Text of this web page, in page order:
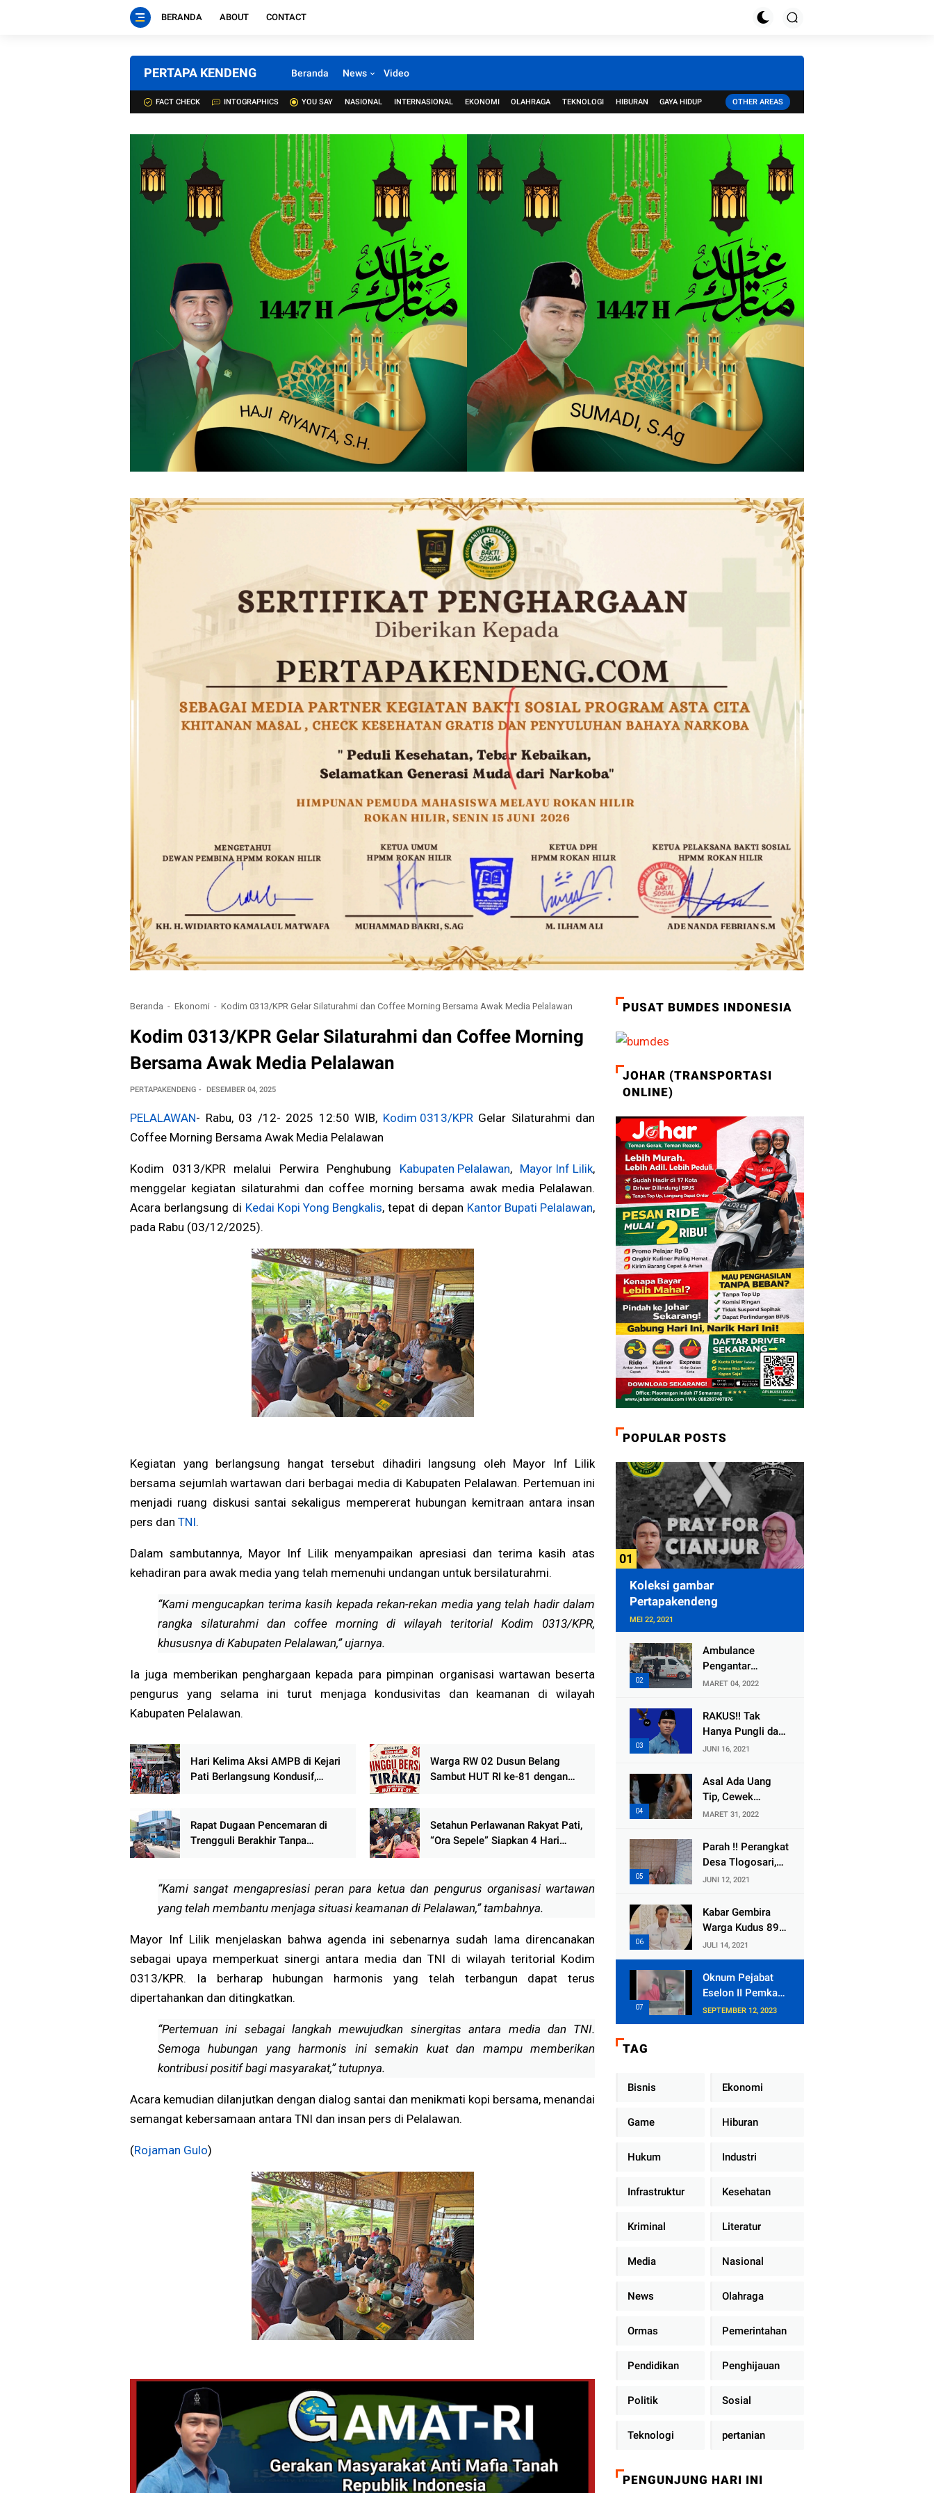
BERANDA ABOUT CONTACT
PERTAPA KENDENG Beranda News Video
FACT CHECK INTOGRAPHICS YOU SAY NASIONAL INTERNASIONAL EKONOMI OLAHRAGA TEKNOLOGI HIBURAN GAYA HIDUP OTHER AREAS
Beranda Ekonomi Kodim 0313/KPR Gelar Silaturahmi dan Coffee Morning Bersama Awak Media Pelalawan
Kodim 0313/KPR Gelar Silaturahmi dan Coffee Morning
Bersama Awak Media Pelalawan
PERTAPAKENDENG DESEMBER 04, 2025
PELALAWAN- Rabu, 03 /12- 2025 12:50 WIB, Kodim 0313/KPRGelar Silaturahmi dan
Coffee Morning Bersama Awak Media Pelalawan
Kodim 0313/KPR melalui Perwira Penghubung Kabupaten Pelalawan, Mayor Inf Lilik,
menggelar kegiatan silaturahmi dan coffee morning bersama awak media Pelalawan.
Acara berlangsung di Kedai Kopi Yong Bengkalis, tepat di depan Kantor Bupati Pelalawan,
pada Rabu (03/12/2025).
Kegiatan yang berlangsung hangat tersebut dihadiri langsung oleh Mayor Inf Lilik
bersama sejumlah wartawan dari berbagai media di Kabupaten Pelalawan. Pertemuan ini
menjadi ruang diskusi santai sekaligus mempererat hubungan kemitraan antara insan
pers dan TNI.
Dalam sambutannya, Mayor Inf Lilik menyampaikan apresiasi dan terima kasih atas
kehadiran para awak media yang telah memenuhi undangan untuk bersilaturahmi.
“Kami mengucapkan terima kasih kepada rekan-rekan media yang telah hadir dalam
rangka silaturahmi dan coffee morning di wilayah teritorial Kodim 0313/KPR,
khususnya di Kabupaten Pelalawan,” ujarnya.
Ia juga memberikan penghargaan kepada para pimpinan organisasi wartawan beserta
pengurus yang selama ini turut menjaga kondusivitas dan keamanan di wilayah
Kabupaten Pelalawan.
Hari Kelima Aksi AMPB di Kejari
Pati Berlangsung Kondusif,
Warga RW 02 Dusun Belang
Sambut HUT RI ke-81 dengan
Rapat Dugaan Pencemaran di
Trengguli Berakhir Tanpa
Setahun Perlawanan Rakyat Pati,
“Ora Sepele” Siapkan 4 Hari
“Kami sangat mengapresiasi peran para ketua dan pengurus organisasi wartawan
yang telah membantu menjaga situasi keamanan di Pelalawan,” tambahnya.
Mayor Inf Lilik menjelaskan bahwa agenda ini sebenarnya sudah lama direncanakan
sebagai upaya memperkuat sinergi antara media dan TNI di wilayah teritorial Kodim
0313/KPR. Ia berharap hubungan harmonis yang telah terbangun dapat terus
dipertahankan dan ditingkatkan.
“Pertemuan ini sebagai langkah mewujudkan sinergitas antara media dan TNI.
Semoga hubungan yang harmonis ini semakin kuat dan mampu memberikan
kontribusi positif bagi masyarakat,” tutupnya.
Acara kemudian dilanjutkan dengan dialog santai dan menikmati kopi bersama, menandai
semangat kebersamaan antara TNI dan insan pers di Pelalawan.
(Rojaman Gulo)
PUSAT BUMDES INDONESIA
JOHAR (TRANSPORTASI
ONLINE)
POPULAR POSTS
Koleksi gambar
Pertapakendeng
MEI 22, 2021
Ambulance
Pengantar
Jenazah Kepala
Mengalami
Kecelakaan
MARET 04, 2022
RAKUS!! Tak
Hanya Pungli dan
Dana Bedah
Diembat, ,
Perangkat Desa
Selewengkan
Bantuan Mushola
JUNI 16, 2021
Asal Ada Uang
Tip, Cewek
Pemandu Karaoke
Bersedia Bugil
MARET 31, 2022
Parah !! Perangkat
Desa Tlogosari,
Kecamatan
Embat Dana Bedah
Rumah dari
JUNI 12, 2021
Kabar Gembira
Warga Kudus 89
Persen RT di
Kudus Zona Hijau
JULI 14, 2021
Oknum Pejabat
Eselon II Pemkab
Lampung Utara
Asik Ngobrol
Dinas
SEPTEMBER 12, 2023
TAG
Bisnis Ekonomi
Game Hiburan
Hukum Industri
Infrastruktur Kesehatan
Kriminal Literatur
Media Nasional
News Olahraga
Ormas Pemerintahan
Pendidikan Penghijauan
Politik Sosial
Teknologi pertanian
PENGUNJUNG HARI INI